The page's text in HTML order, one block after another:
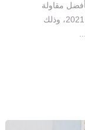
مقاولة
مغربية من حيث رقم المعاملات المحقق سنة 2021، وذلك